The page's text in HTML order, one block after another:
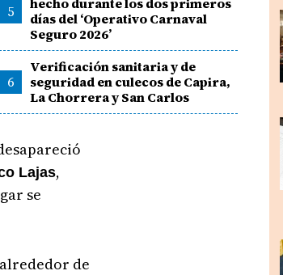
5
días del ‘Operativo Carnaval
Seguro 2026’
6
Verificación sanitaria y de
seguridad en culecos de Capira,
La Chorrera y San Carlos
Lajas,
se
de